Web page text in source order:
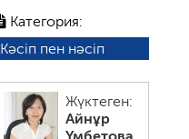
Категория:
Кәсіп пен нәсіп
Жүктеген:
Айнұр